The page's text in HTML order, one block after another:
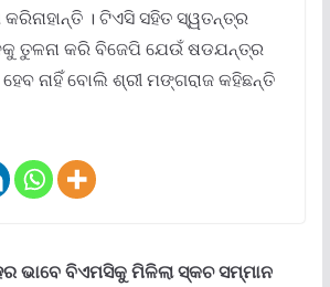
। ଟିଏସି ସହିତ ସ୍ୱତନ୍ତ୍ର
ତୁଳନା କରି ବିଜେପି ଯେଉଁ ଷଡଯନ୍ତ୍ର
ନାହିଁ ବୋଲି ଶ୍ରୀ ମଙ୍ଗରାଜ କହିଛନ୍ତି
ଭାବେ ବିଏମସିକୁ ମିଳିଲା ସ୍କଚ ସମ୍ମାନ